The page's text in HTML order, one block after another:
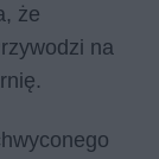
że
na